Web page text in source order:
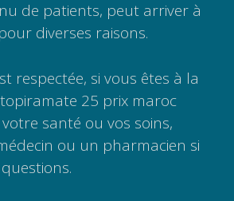
de patients, peut arriver à
diverses raisons.
respectée, si vous êtes à la
25 prix maroc
santé ou vos soins,
ou un pharmacien si